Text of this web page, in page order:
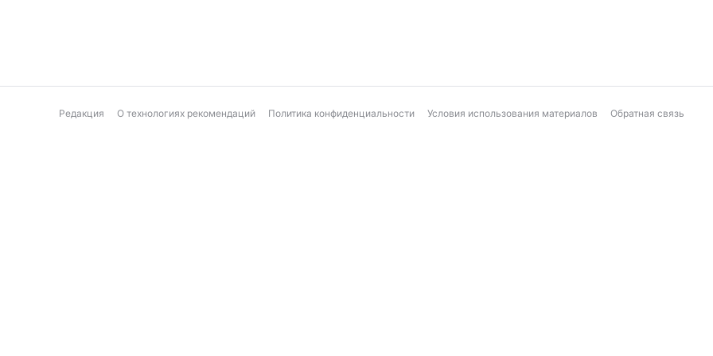
Редакция О технологиях рекомендаций Политика конфиденциальности Условия использования материалов Обратная связь